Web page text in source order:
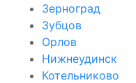
Зерноград
Зубцов
Орлов
Нижнеудинск
Котельниково